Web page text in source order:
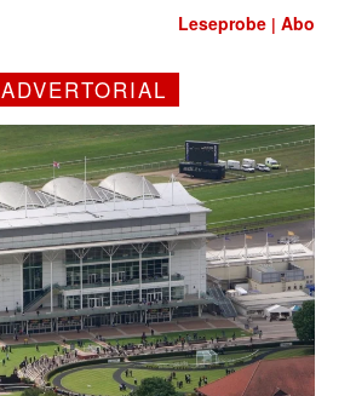
Leseprobe |Abo
ADVERTORIAL